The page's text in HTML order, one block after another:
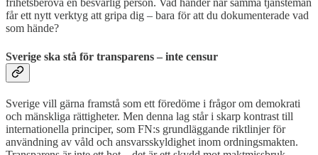
frihetsberöva en besvärlig person. Vad händer när samma tjänstemän
får ett nytt verktyg att gripa dig – bara för att du dokumenterade vad
som hände?
Sverige ska stå för transparens – inte censur
Sverige vill gärna framstå som ett föredöme i frågor om demokrati
och mänskliga rättigheter. Men denna lag står i skarp kontrast till
internationella principer, som FN:s grundläggande riktlinjer för
användning av våld och ansvarsskyldighet inom ordningsmakten.